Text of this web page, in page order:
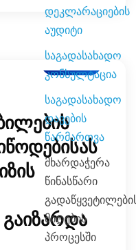
დეკლარაციების
აუდიტი
საგადასახადო
კონსულტაცია
საგადასახადო
დავების
წარმართვა
მხარდაჭერა
წინასწარი
მიღების
პროცესში
ბლოგი